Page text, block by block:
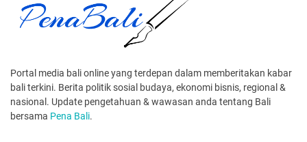
Portal media bali online yang terdepan dalam memberitakan kabar
bali terkini. Berita politik sosial budaya, ekonomi bisnis, regional &
nasional. Update pengetahuan & wawasan anda tentang Bali
bersama Pena Bali.